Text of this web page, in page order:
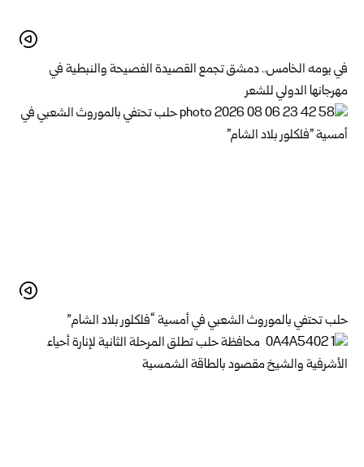
في يومه الخامس.. دمشق تجمع القصيدة الفصيحة والنبطية في
مهرجانها الدولي للشعر
حلب تحتفي بالموروث الشعبي في أمسية “فلكلور بلاد الشام”